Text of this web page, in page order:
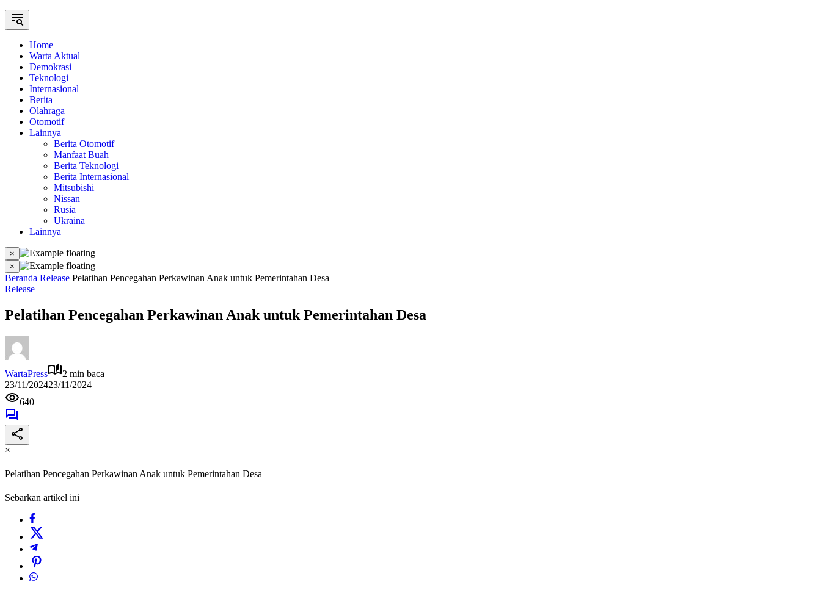
Home
Warta Aktual
Demokrasi
Teknologi
Internasional
Berita
Olahraga
Otomotif
Lainnya
Berita Otomotif
Manfaat Buah
Berita Teknologi
Berita Internasional
Mitsubishi
Nissan
Rusia
Ukraina
Lainnya
×
×
Beranda Release Pelatihan Pencegahan Perkawinan Anak untuk Pemerintahan Desa
Release
Pelatihan Pencegahan Perkawinan Anak untuk Pemerintahan Desa
WartaPress
2 min baca
23/11/202423/11/2024
640
×
Pelatihan Pencegahan Perkawinan Anak untuk Pemerintahan Desa
Sebarkan artikel ini